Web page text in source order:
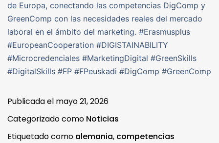
de Europa, conectando las competencias DigComp y
GreenComp con las necesidades reales del mercado
laboral en el ámbito del marketing. #Erasmusplus
#EuropeanCooperation #DIGISTAINABILITY
#Microcredenciales #MarketingDigital #GreenSkills
#DigitalSkills #FP #FPeuskadi #DigComp #GreenComp
Publicada el mayo 21, 2026
Categorizado como Noticias
Etiquetado como alemania, competencias